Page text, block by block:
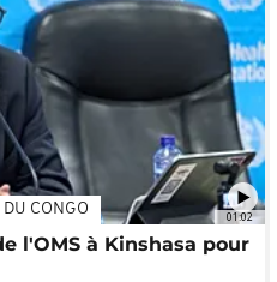
01:02
CONGO
l'OMS à Kinshasa pour